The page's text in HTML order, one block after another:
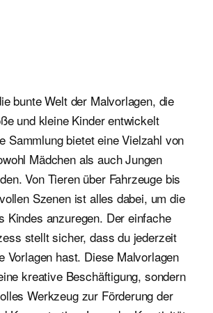
bunte Welt der Malvorlagen, die
und kleine Kinder entwickelt
Sammlung bietet eine Vielzahl von
Mädchen als auch Jungen
Von Tieren über Fahrzeuge bis
Szenen ist alles dabei, um die
Kindes anzuregen. Der einfache
stellt sicher, dass du jederzeit
Vorlagen hast. Diese Malvorlagen
kreative Beschäftigung, sondern
Werkzeug zur Förderung der